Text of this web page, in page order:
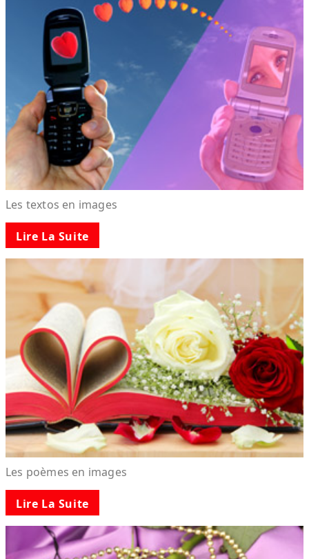
Les textos en images
Lire La Suite
Les poèmes en images
Lire La Suite